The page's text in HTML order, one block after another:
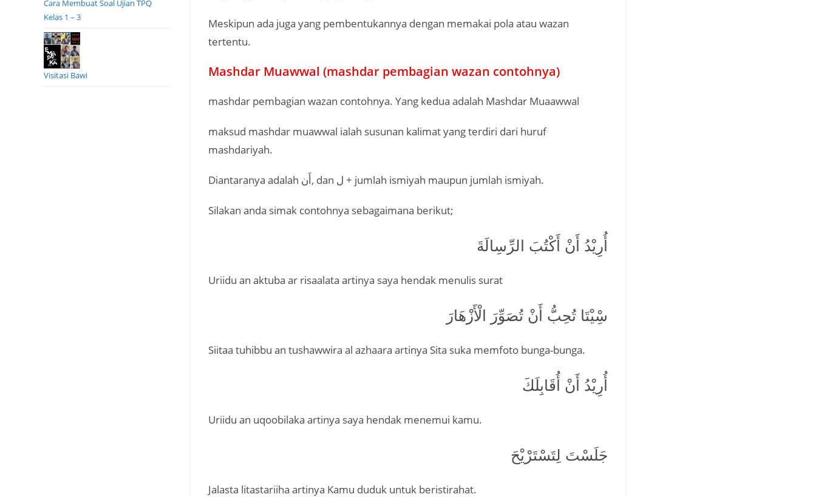
Meskipun ada juga yang pembentukannya dengan memakai pola atau wazan
tertentu.
Mashdar Muawwal (mashdar pembagian wazan contohnya)
mashdar pembagian wazan contohnya. Yang kedua adalah Mashdar Muaawwal
maksud mashdar muawwal ialah susunan kalimat yang terdiri dari huruf
mashdariyah.
Diantaranya adalah أَن, dan ل + jumlah ismiyah maupun jumlah ismiyah.
Silakan anda simak contohnya sebagaimana berikut;
أُرِيْدُ أَنْ أَكْتُبَ الرِّسِالَةَ
Uriidu an aktuba ar risaalata artinya saya hendak menulis surat
سِْيْتَا تُحِبُّ أَنْ تُصَوِّرَ الْأَزْهَارَ
Siitaa tuhibbu an tushawwira al azhaara artinya Sita suka memfoto bunga-bunga.
أُرِيْدُ أَنْ أُقَابِلَكَ
Uriidu an uqoobilaka artinya saya hendak menemui kamu.
جَلَسْتَ لِتَسْتَرْيْحَ
Jalasta litastariiha artinya Kamu duduk untuk beristirahat.
Cara Membuat Soal Ujian TPQ
Kelas 1 – 3
Visitasi Bawi